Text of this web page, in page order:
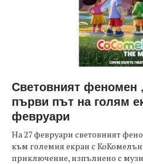
Световният феномен
първи път на голям
февруари
На 27 февруари световният
към големия екран с
приключение, изпълнено с